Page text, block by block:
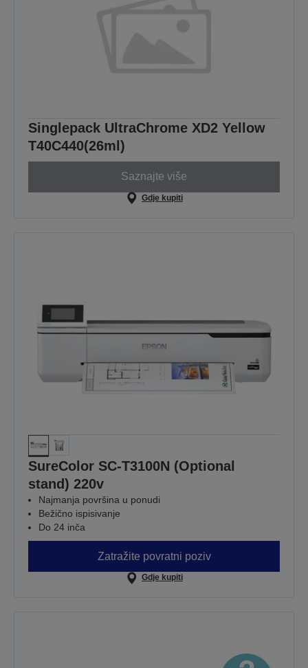
Singlepack UltraChrome XD2 Yellow
T40C440(26ml)
Saznajte više
Gdje kupiti
SureColor SC-T3100N (Optional
stand) 220v
Najmanja površina u ponudi
Bežično ispisivanje
Do 24 inča
Zatražite povratni poziv
Gdje kupiti